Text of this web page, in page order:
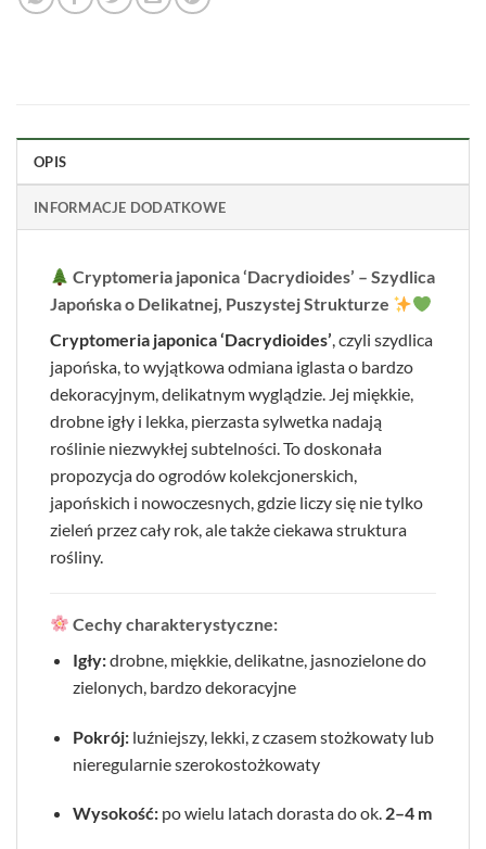
OPIS
INFORMACJE DODATKOWE
Cryptomeria japonica ‘Dacrydioides’ – Szydlica
Japońska o Delikatnej, Puszystej Strukturze
Cryptomeria japonica ‘Dacrydioides’, czyli szydlica
japońska, to wyjątkowa odmiana iglasta o bardzo
dekoracyjnym, delikatnym wyglądzie. Jej miękkie,
drobne igły i lekka, pierzasta sylwetka nadają
roślinie niezwykłej subtelności. To doskonała
propozycja do ogrodów kolekcjonerskich,
japońskich i nowoczesnych, gdzie liczy się nie tylko
zieleń przez cały rok, ale także ciekawa struktura
rośliny.
Cechy charakterystyczne:
Igły:drobne, miękkie, delikatne, jasnozielone do
zielonych, bardzo dekoracyjne
Pokrój:luźniejszy, lekki, z czasem stożkowaty lub
nieregularnie szerokostożkowaty
Wysokość:po wielu latach dorasta do ok. 2–4 m